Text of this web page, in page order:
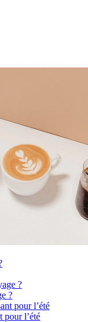
?
pour l’été